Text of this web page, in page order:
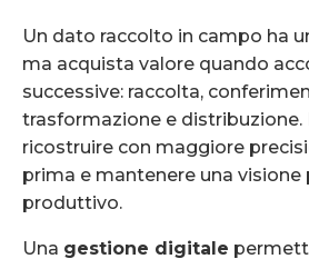
Un dato raccolto in campo ha
ma acquista valore quando
successive: raccolta,
trasformazione e
ricostruire con maggiore
prima e mantenere una visione
produttivo.
Una gestione digitale